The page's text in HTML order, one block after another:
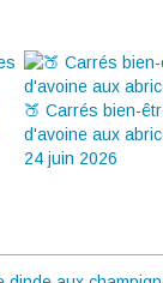
🍑 Carrés bien-
d'avoine aux
24 juin 2026